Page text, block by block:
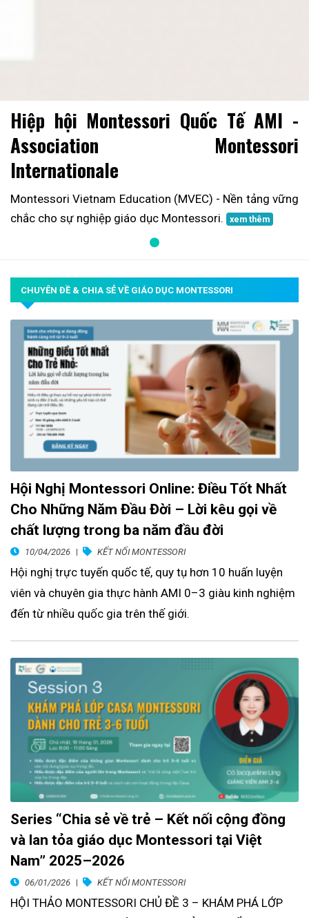
Hiệp hội Montessori Quốc Tế AMI -
Association Montessori
Internationale
Montessori Vietnam Education (MVEC) - Nền tảng vững
chắc cho sự nghiệp giáo dục Montessori.
xem thêm
CHUYÊN ĐỀ & CHIA SẺ VỀ GIÁO DỤC MONTESSORI
Hội Nghị Montessori Online: Điều Tốt Nhất
Cho Những Năm Đầu Đời – Lời kêu gọi về
chất lượng trong ba năm đầu đời
10/04/2026 KẾT NỐI MONTESSORI
Hội nghị trực tuyến quốc tế, quy tụ hơn 10 huấn luyện
viên và chuyên gia thực hành AMI 0–3 giàu kinh nghiệm
đến từ nhiều quốc gia trên thế giới.
Series “Chia sẻ về trẻ – Kết nối cộng đồng
và lan tỏa giáo dục Montessori tại Việt
Nam” 2025–2026
06/01/2026 KẾT NỐI MONTESSORI
HỘI THẢO MONTESSORI CHỦ ĐỀ 3 – KHÁM PHÁ LỚP